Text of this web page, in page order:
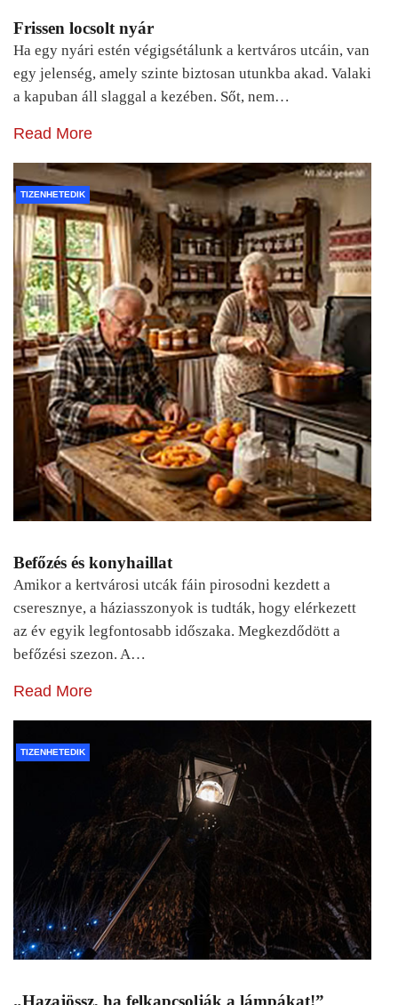
Frissen locsolt nyár
Ha egy nyári estén végigsétálunk a kertváros utcáin, van
egy jelenség, amely szinte biztosan utunkba akad. Valaki
a kapuban áll slaggal a kezében. Sőt, nem…
Read More
TIZENHETEDIK
Befőzés és konyhaillat
Amikor a kertvárosi utcák fáin pirosodni kezdett a
cseresznye, a háziasszonyok is tudták, hogy elérkezett
az év egyik legfontosabb időszaka. Megkezdődött a
befőzési szezon. A…
Read More
TIZENHETEDIK
„Hazajössz, ha felkapcsolják a lámpákat!”